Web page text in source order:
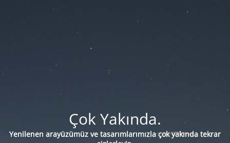
Çok Yakında.
Yenilenen arayüzümüz ve tasarımlarımızla çok yakında tekrar